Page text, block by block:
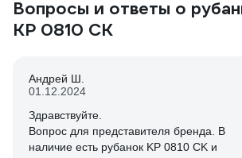
Вопросы и ответы о
KP 0810 CK
Андрей Ш.
01.12.2024
Здравствуйте.
Вопрос для представителя бренда. В
наличие есть рубанок KP 0810 CK и